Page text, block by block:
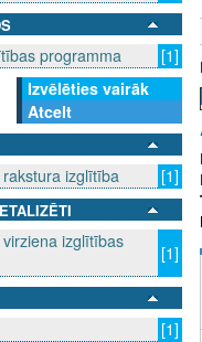
programma
[1]
Izvēlēties vairāk
Atcelt
izglītība [1]
izglītības
[1]
[1]